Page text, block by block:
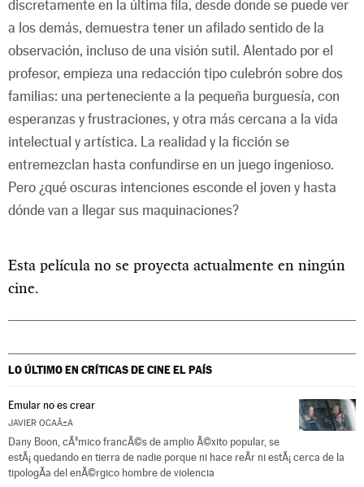
discretamente en la última fila, desde donde se puede ver
a los demás, demuestra tener un afilado sentido de la
observación, incluso de una visión sutil. Alentado por el
profesor, empieza una redacción tipo culebrón sobre dos
familias: una perteneciente a la pequeña burguesía, con
esperanzas y frustraciones, y otra más cercana a la vida
intelectual y artística. La realidad y la ficción se
entremezclan hasta confundirse en un juego ingenioso.
Pero ¿qué oscuras intenciones esconde el joven y hasta
dónde van a llegar sus maquinaciones?
Esta película no se proyecta actualmente en ningún
cine.
LO ÚLTIMO EN CRÍTICAS DE CINEEL PAÍS
Emular no es crear
JAVIER OCAÃ±A
Dany Boon, cÃ³mico francÃ©s de amplio Ã©xito popular, se
estÃ¡ quedando en tierra de nadie porque ni hace reÃ­r ni estÃ¡ cerca de la
tipologÃ­a del enÃ©rgico hombre de violencia